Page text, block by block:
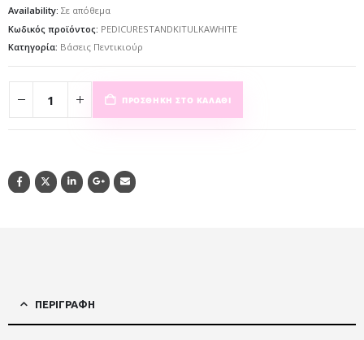
Availability: Σε απόθεμα
Κωδικός προϊόντος: PEDICURESTANDKITULKAWHITE
Κατηγορία: Βάσεις Πεντικιούρ
ΠΡΟΣΘΉΚΗ ΣΤΟ ΚΑΛΆΘΙ
ΠΕΡΙΓΡΑΦΉ